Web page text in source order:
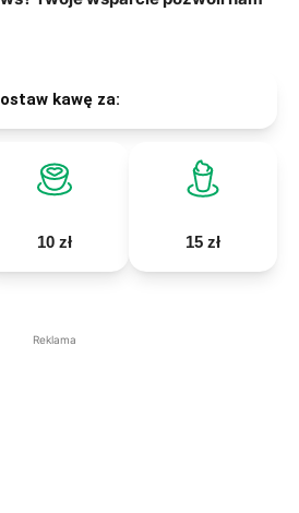
kawę za:
10 zł 15 zł
Reklama